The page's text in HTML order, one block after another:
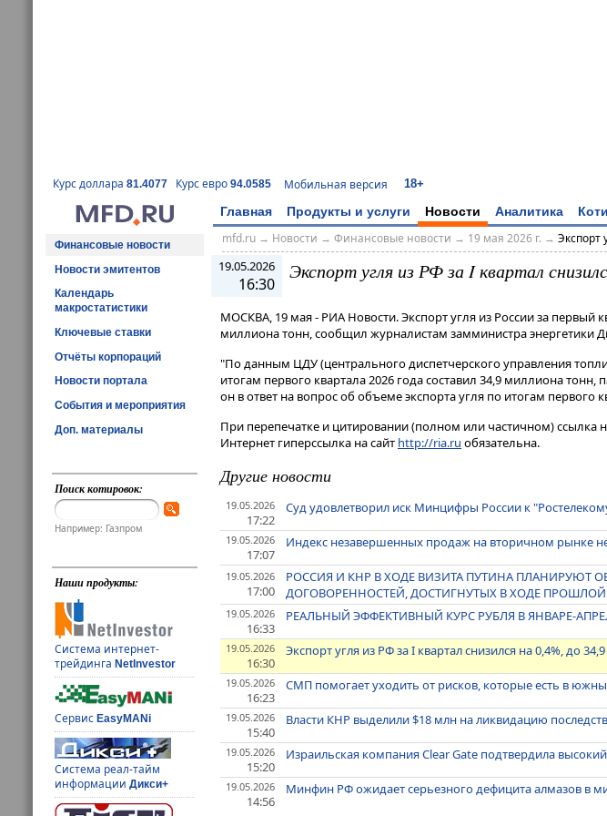
Курс доллара 81.4077 Курс евро 94.0585 Мобильная версия 18+
Главная Продукты и услуги Новости Аналитика
Финансовые новости
Новости эмитентов
Календарь
макростатистики
Ключевые ставки
Отчёты корпораций
Новости портала
События и мероприятия
Доп. материалы
Поиск котировок:
Например: Газпром
Наши продукты:
Система интернет-
трейдингаNetInvestor
СервисEasyMANi
Система реал-тайм
информацииДикси+
mfd.ru→ Новости → Финансовые новости → 19 мая 2026 г. → Экспорт
19.05.2026
16:30
Экспорт угля из РФ за I квартал
МОСКВА, 19 мая - РИА Новости. Экспорт угля из России за первый
миллиона тонн, сообщил журналистам замминистра энергетики
"По данным ЦДУ (центрального диспетчерского управления
итогам первого квартала 2026 года составил 34,9 миллиона тонн,
он в ответ на вопрос об объеме экспорта угля по итогам первого
При перепечатке и цитировании (полном или частичном) ссылка
Интернет гиперссылка на сайт http://ria.ru обязательна.
Другие новости
19.05.2026
17:22
Суд удовлетворил иск Минцифры России к
19.05.2026
17:07
Индекс незавершенных продаж на вторичном рынке
19.05.2026
17:00
РОССИЯ И КНР В ХОДЕ ВИЗИТА ПУТИНА ПЛАНИРУЮТ
ДОГОВОРЕННОСТЕЙ, ДОСТИГНУТЫХ В ХОДЕ
19.05.2026
16:33
РЕАЛЬНЫЙ ЭФФЕКТИВНЫЙ КУРС РУБЛЯ В ЯНВАРЕ-
19.05.2026
16:30
Экспорт угля из РФ за I квартал снизился на 0,4%, до
19.05.2026
16:23
СМП помогает уходить от рисков, которые есть в
19.05.2026
15:40
Власти КНР выделили $18 млн на ликвидацию
19.05.2026
15:20
Израильская компания Clear Gate подтвердила
19.05.2026
14:56
Минфин РФ ожидает серьезного дефицита алмазов в